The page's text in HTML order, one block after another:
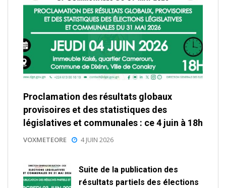
Proclamation des résultats globaux
provisoires et des statistiques des
législatives et communales : ce 4 juin à 18h
VOXMETEORE 4 JUIN 2026
Suite de la publication des
résultats partiels des élections